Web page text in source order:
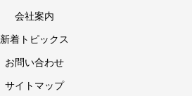
会社案内
新着トピックス
お問い合わせ
サイトマップ